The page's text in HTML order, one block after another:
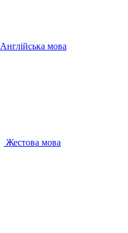
Англійська мова
Жестова мова